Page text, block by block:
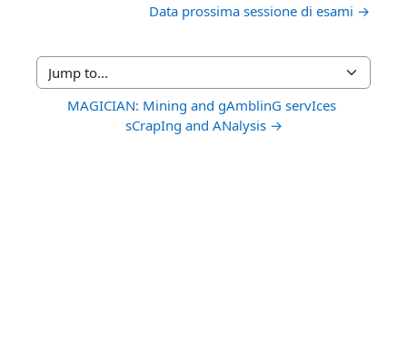
Data prossima sessione di esami →
Jump to...
MAGICIAN: Mining and gAmblinG servIces
sCrapIng and ANalysis →